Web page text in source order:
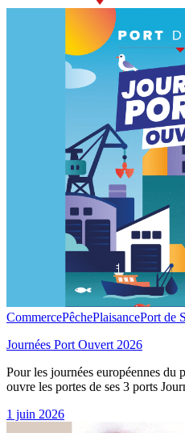
CommercePêchePlaisancePort de
Journées Port Ouvert 2026
Pour les journées européennes du
ouvre les portes de ses 3 ports
1 juin 2026